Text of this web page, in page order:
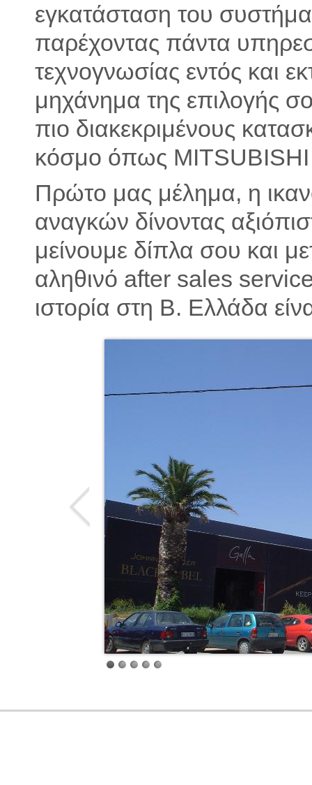
εγκατάσταση του
παρέχοντας πάντα
τεχνογνωσίας εντός και
μηχάνημα της επιλογής
πιο διακεκριμένους
κόσμο όπως
Πρώτο μας μέλημα, η
αναγκών δίνοντας
μείνουμε δίπλα σου και
αληθινό after sales
ιστορία στη Β. Ελλάδα